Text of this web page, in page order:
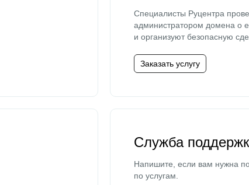
Специалисты Руцентра
администратором домена о
и организуют безопасную
Заказать услугу
Служба
Напишите, если вам нужна
по услугам.